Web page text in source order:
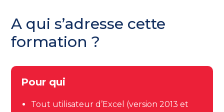
A qui s’adresse cette
formation ?
Pour qui
Tout utilisateur d’Excel (version 2013 et